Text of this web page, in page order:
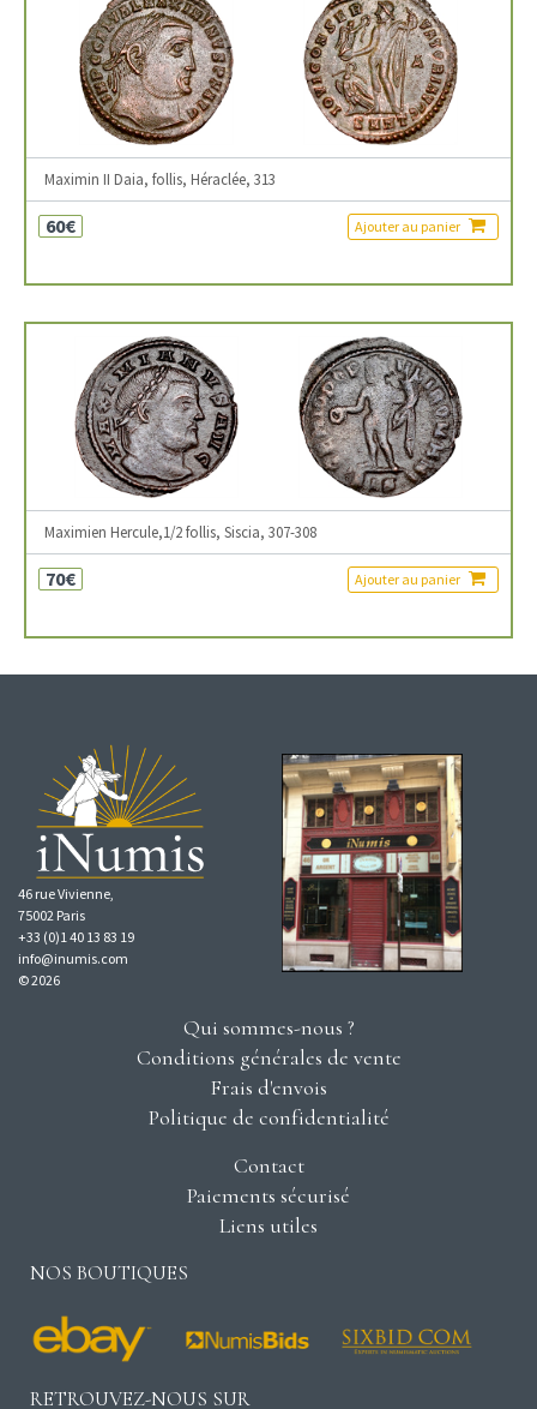
Maximin II Daia, follis, Héraclée, 313
60€ Ajouter au panier
Maximien Hercule,1/2 follis, Siscia, 307-308
70€ Ajouter au panier
46 rue Vivienne,
75002 Paris
+33 (0)1 40 13 83 19
info@inumis.com
© 2026
Qui sommes-nous ?
Conditions générales de vente
Frais d'envois
Politique de confidentialité
Contact
Paiements sécurisé
Liens utiles
NOS BOUTIQUES
RETROUVEZ-NOUS SUR